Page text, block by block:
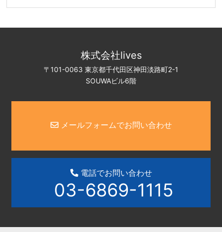
株式会社lives
〒101-0063 東京都千代田区神田淡路町2-1
SOUWAビル6階
メールフォームでお問い合わせ
電話でお問い合わせ
03-6869-1115